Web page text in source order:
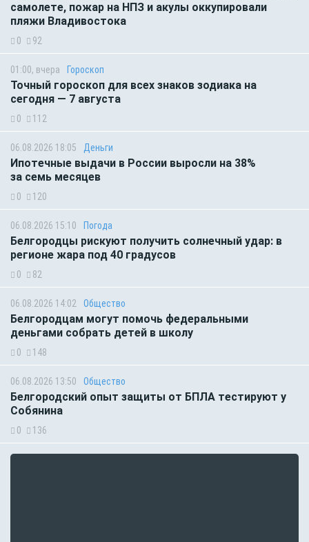
самолете, пожар на НПЗ и акулы оккупировали
пляжи Владивостока
0 92
01:00, вчера Гороскоп
Точный гороскоп для всех знаков зодиака на
сегодня — 7 августа
0 112
06.08.2026 18:05 Деньги
Ипотечные выдачи в России выросли на 38%
за семь месяцев
0 120
06.08.2026 15:10 Погода
Белгородцы рискуют получить солнечный удар: в
регионе жара под 40 градусов
0 82
06.08.2026 14:02 Общество
Белгородцам могут помочь федеральными
деньгами собрать детей в школу
0 148
06.08.2026 13:50 Общество
Белгородский опыт защиты от БПЛА тестируют у
Собянина
0 136